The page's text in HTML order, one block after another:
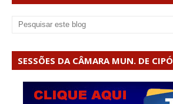
SESSÕES DA CÂMARA MUN. DE CIPÓ